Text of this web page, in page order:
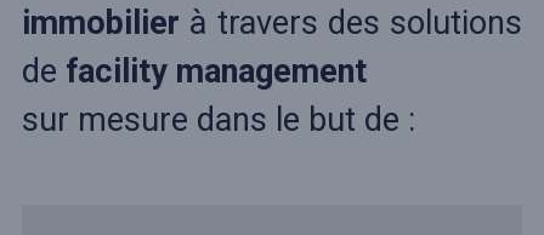
immobilier à travers des solutions
de facility management
sur mesure dans le but de :